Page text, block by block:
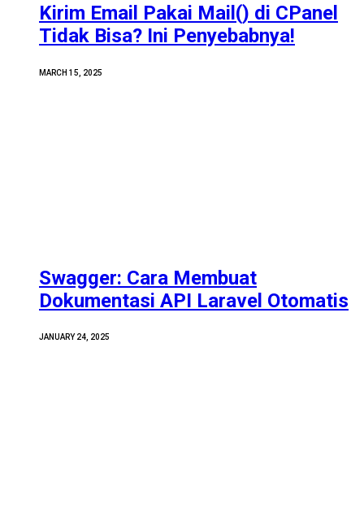
Kirim Email Pakai Mail() di CPanel
Tidak Bisa? Ini Penyebabnya!
MARCH 15, 2025
Swagger: Cara Membuat
Dokumentasi API Laravel Otomatis
JANUARY 24, 2025